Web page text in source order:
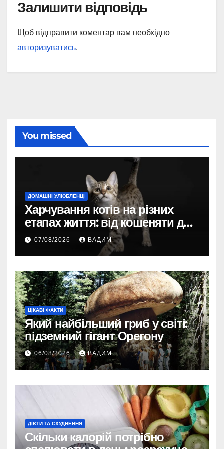
Залишити відповідь
Щоб відправити коментар вам необхідно
авторизуватись.
You missed
ДОМАШНІ УЛЮБЛЕНЦІ
Харчування котів на різних
етапах життя: від кошеняти до
літнього улюбленця
07/08/2026 ВАДИМ
ЦІКАВІ ФАКТИ
Який найбільший гриб у світі:
підземний гігант Орегону
06/08/2026 ВАДИМ
ДІЄТИ ТА СХУДНЕННЯ
Скільки калорій потрібно